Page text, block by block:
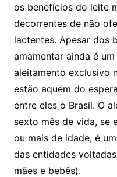
os benefícios do leite
decorrentes de não
lactentes. Apesar dos
amamentar ainda é
aleitamento exclusivo
estão aquém do
entre eles o Brasil. O
sexto mês de vida, se
ou mais de idade, é
das entidades
mães e bebês).